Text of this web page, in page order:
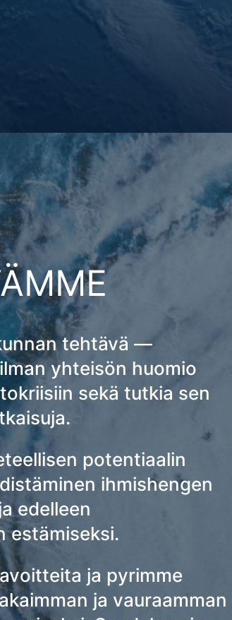
tehtävä —
yhteisön huomio
sekä tutkia sen
potentiaalin
ihmishengen
edelleen
estämiseksi.
ja pyrimme
ja vauraamman